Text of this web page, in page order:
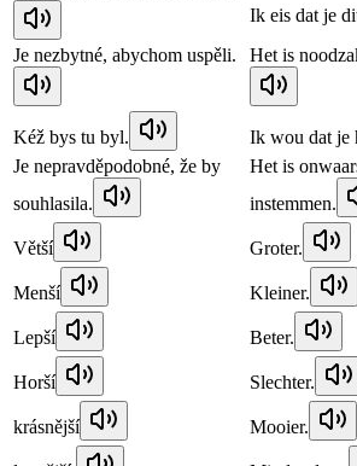
Ik eis dat je
Je nezbytné, abychom uspěli.
Het is
Kéž bys tu byl.
Ik wou dat je
Je nepravděpodobné, že by
souhlasila.
Het is
instemmen.
Větší Groter.
Menší Kleiner.
Lepší Beter.
Horší Slechter.
krásnější Mooier.